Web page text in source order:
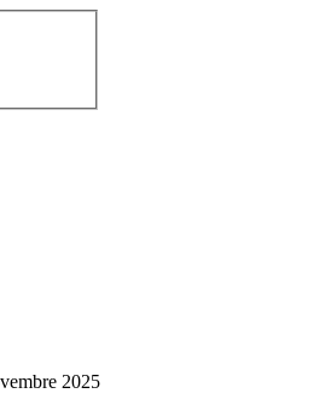
2025